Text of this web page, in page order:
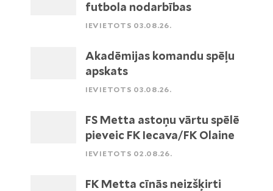
futbola nodarbības
IEVIETOTS 03.08.26.
Akadēmijas komandu spēļu
apskats
IEVIETOTS 03.08.26.
FS Metta astoņu vārtu spēlē
pieveic FK Iecava/FK Olaine
IEVIETOTS 02.08.26.
FK Metta cīnās neizšķirti